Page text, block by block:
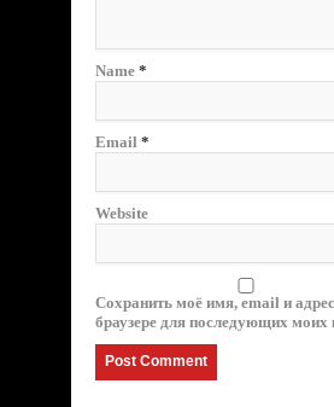
Name *
Email *
Website
Сохранить моё имя, email и
браузере для последующих моих